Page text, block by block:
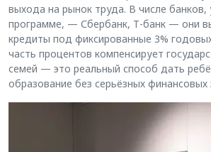
выхода на рынок труда. В числе
программе, — Сбербанк, Т-банк — они
кредиты под фиксированные 3%
часть процентов компенсирует
семей — это реальный способ дать
образование без серьёзных финансовых